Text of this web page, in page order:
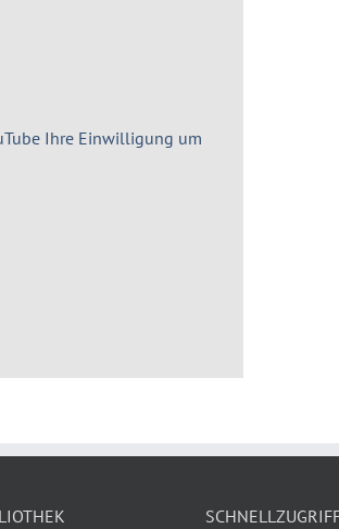
Ihre Einwilligung um